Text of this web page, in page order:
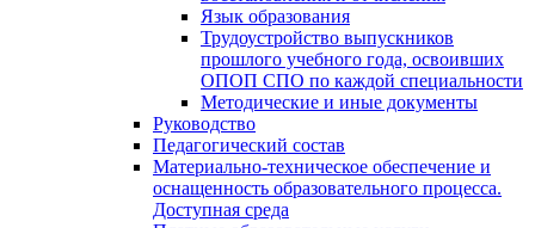
Язык образования
Трудоустройство выпускников
прошлого учебного года, освоивших
ОПОП СПО по каждой специальности
Методические и иные документы
Руководство
Педагогический состав
Материально-техническое обеспечение и
оснащенность образовательного процесса.
Доступная среда